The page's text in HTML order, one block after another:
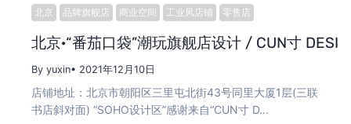
北京 品牌旗舰店 商业空间 工业风店铺 零售店
北京·“番茄口袋”潮玩旗舰店设计 / CUN寸
By yuxin• 2021年12月10日
店铺地址：北京市朝阳区三里屯北街43号同里大厦1层(三联
书店斜对面) “SOHO设计区”感谢来自“CUN寸 D…